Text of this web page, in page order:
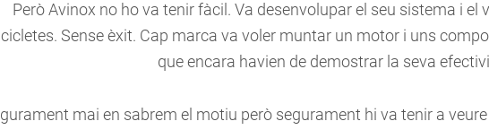
Però Avinox no ho va tenir fàcil. Va desenvolupar el seu sistema i
Sense èxit. Cap marca va voler muntar un motor i uns
que encara havien de demostrar la seva
mai en sabrem el motiu però segurament hi va tenir a